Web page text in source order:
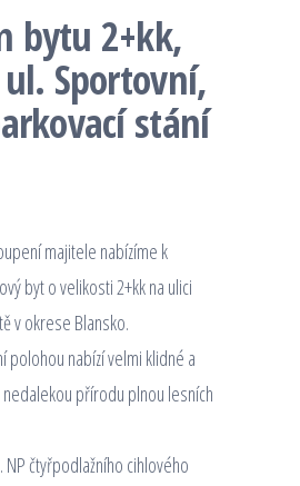
bytu 2+kk,
Sportovní,
stání
majitele nabízíme k
byt o velikosti 2+kk na ulici
v okrese Blansko.
polohou nabízí velmi klidné a
přírodu plnou lesních
NP čtyřpodlažního cihlového